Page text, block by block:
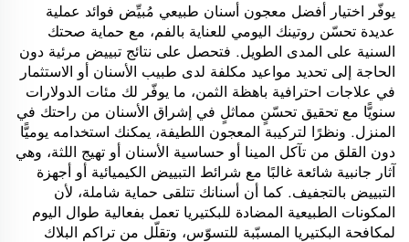
يوفّر اختيار أفضل معجون أسنان طبيعي مُبيِّض فوائد عملية
عديدة تحسّن روتينك اليومي للعناية بالفم، مع حماية صحتك
السنية على المدى الطويل. فتحصل على نتائج تبييض مرئية دون
الحاجة إلى تحديد مواعيد مكلفة لدى طبيب الأسنان أو الاستثمار
في علاجات احترافية باهظة الثمن، ما يوفّر لك مئات الدولارات
سنويًّا مع تحقيق تحسّنٍ مماثلٍ في إشراق الأسنان من راحتك في
المنزل. ونظرًا لتركيبة المعجون اللطيفة، يمكنك استخدامه يوميًّا
دون القلق من تآكل المينا أو حساسية الأسنان أو تهيج اللثة، وهي
آثار جانبية شائعة غالبًا مع شرائط التبييض الكيميائية أو أجهزة
التبييض بالتجفيف. كما أن أسنانك تتلقى حماية شاملة، لأن
المكونات الطبيعية المضادة للبكتيريا تعمل بفعالية طوال اليوم
لمكافحة البكتيريا المسبّبة للتسوّس، وتقلّل من تراكم البلاك